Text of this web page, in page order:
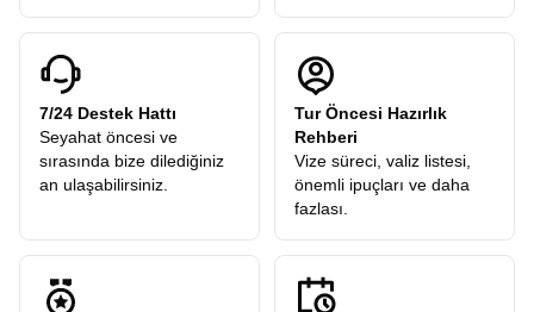
7/24 Destek Hattı
Seyahat öncesi ve
sırasında bize dilediğiniz
an ulaşabilirsiniz.
Tur Öncesi Hazırlık
Rehberi
Vize süreci, valiz listesi,
önemli ipuçları ve daha
fazlası.